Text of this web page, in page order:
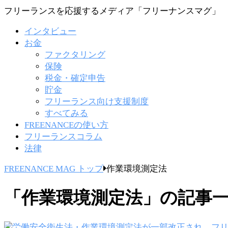
フリーランスを応援するメディア「フリーナンスマグ」
インタビュー
お金
ファクタリング
保険
税金・確定申告
貯金
フリーランス向け支援制度
すべてみる
FREENANCEの使い方
フリーランスコラム
法律
FREENANCE MAG トップ 作業環境測定法
「作業環境測定法」の記事